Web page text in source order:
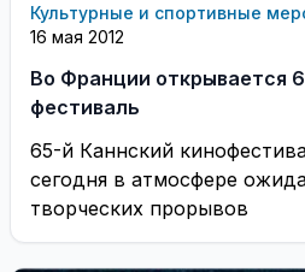
Культурные и спортивные
16 мая 2012
Во Франции открывается
фестиваль
65-й Каннский
сегодня в атмосфере
творческих прорывов